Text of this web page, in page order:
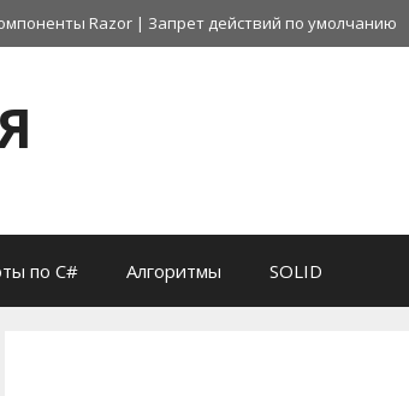
Razor | Запрет действий по умолчанию
по C# Алгоритмы SOLID